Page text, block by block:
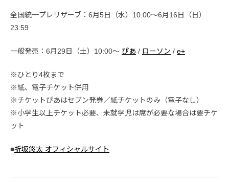
全国統⼀プレリザーブ：6月5日（水）10:00〜6月16日（日）
23:59
⼀般発売：6月29日（土）10:00〜 ぴあ / ローソン / e+
※ひとり4枚まで
※紙、電子チケット併用
※チケットぴあはセブン発券／紙チケットのみ（電子なし）
※小学生以上チケット必要、未就学児は席が必要な場合は要チケ
ット
■折坂悠太 オフィシャルサイト